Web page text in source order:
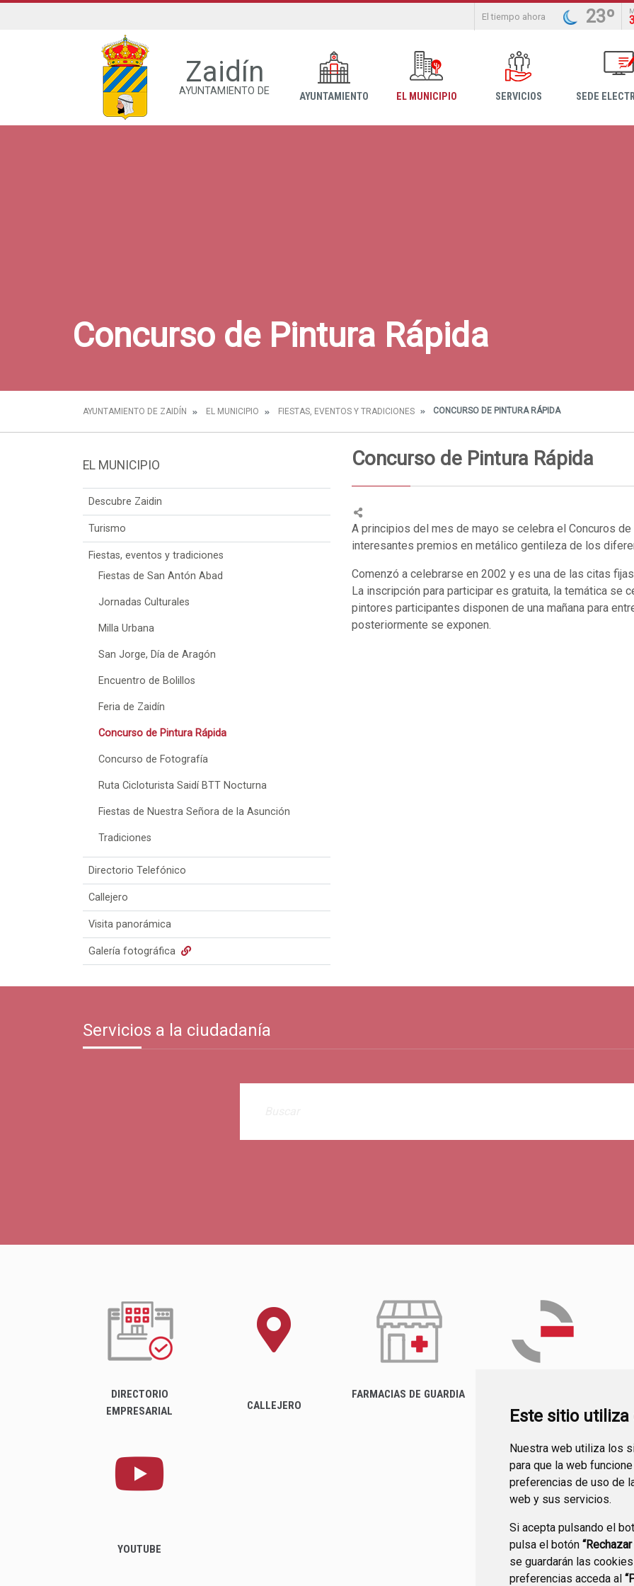
Este sitio
Nuestra web utiliza los
para que la web
preferencias de uso de
web y sus servicios.
Si acepta pulsando el
pulsa el botón
se guardarán las
preferencias acceda al
El tiempo ahora 23º
Zaidín
AYUNTAMIENTO DE AYUNTAMIENTO EL MUNICIPIO SERVICIOS SEDE
Concurso de Pintura Rápida
AYUNTAMIENTO DE ZAIDÍN EL MUNICIPIO FIESTAS, EVENTOS Y TRADICIONES CONCURSO DE PINTURA RÁPIDA
EL MUNICIPIO
Descubre Zaidin
Turismo
Fiestas, eventos y tradiciones
Fiestas de San Antón Abad
Jornadas Culturales
Milla Urbana
San Jorge, Día de Aragón
Encuentro de Bolillos
Feria de Zaidín
Concurso de Pintura Rápida
Concurso de Fotografía
Ruta Cicloturista Saidí BTT Nocturna
Fiestas de Nuestra Señora de la Asunción
Tradiciones
Directorio Telefónico
Callejero
Visita panorámica
Galería fotográfica
Concurso de Pintura Rápida
A principios del mes de mayo se celebra el Concuros
interesantes premios en metálico gentileza de los
Comenzó a celebrarse en 2002 y es una de las citas
La inscripción para participar es gratuita, la temática se
pintores participantes disponen de una mañana para
posteriormente se exponen.
Servicios a la ciudadanía
DIRECTORIO
EMPRESARIAL
CALLEJERO
FARMACIAS DE GUARDIA
YOUTUBE